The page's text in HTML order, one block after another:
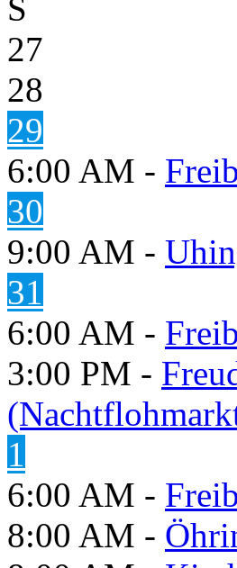
S
27
28
29
6:00 AM -
30
9:00 AM -
31
6:00 AM -
3:00 PM -
1
6:00 AM -
8:00 AM -